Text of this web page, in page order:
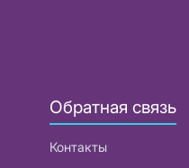
Обратная связь
Контакты